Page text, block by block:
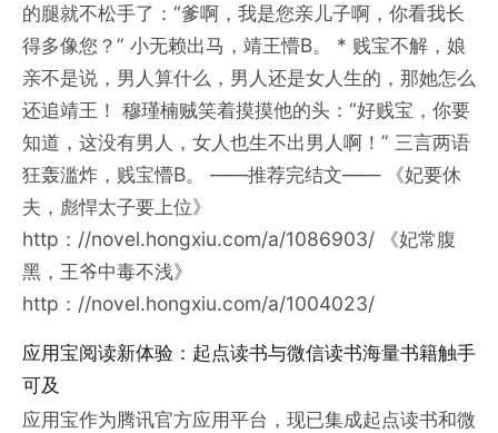
的腿就不松手了：“爹啊，我是您亲儿子啊，你看我长
得多像您？” 小无赖出马，靖王懵B。 * 贱宝不解，娘
亲不是说，男人算什么，男人还是女人生的，那她怎么
还追靖王！ 穆瑾楠贼笑着摸摸他的头：“好贱宝，你要
知道，这没有男人，女人也生不出男人啊！” 三言两语
狂轰滥炸，贱宝懵B。 ——推荐完结文—— 《妃要休
夫，彪悍太子要上位》
http：//novel.hongxiu.com/a/1086903/ 《妃常腹
黑，王爷中毒不浅》
http：//novel.hongxiu.com/a/1004023/
应用宝阅读新体验：起点读书与微信读书海量书籍触手
可及
应用宝作为腾讯官方应用平台，现已集成起点读书和微